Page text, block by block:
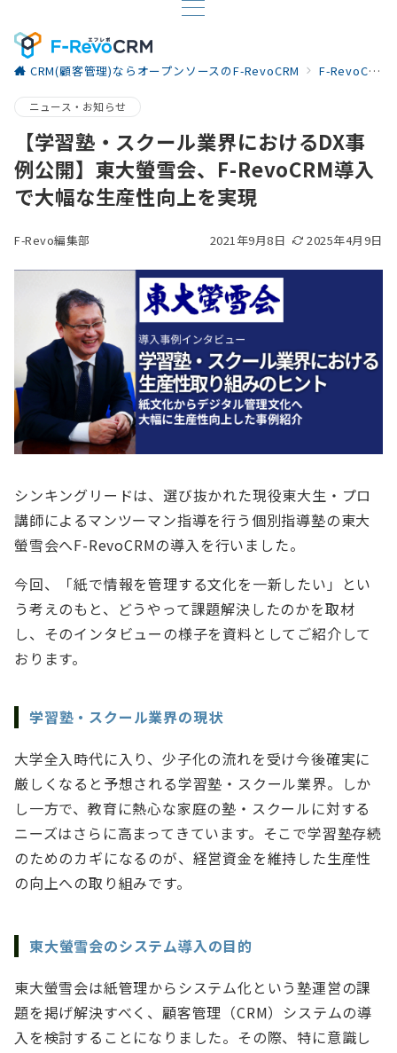
CRM(顧客管理)ならオープンソースのF-RevoCRM F-RevoCRM お役立ち情報
ニュース・お知らせ
【学習塾・スクール業界におけるDX事
例公開】東大螢雪会、F-RevoCRM導入
で大幅な生産性向上を実現
2021年9月8日 2025年4月9日
F-Revo編集部
シンキングリードは、選び抜かれた現役東大生・プロ
講師によるマンツーマン指導を行う個別指導塾の東大
螢雪会へF-RevoCRMの導入を行いました。
今回、「紙で情報を管理する文化を一新したい」とい
う考えのもと、どうやって課題解決したのかを取材
し、そのインタビューの様子を資料としてご紹介して
おります。
学習塾・スクール業界の現状
大学全入時代に入り、少子化の流れを受け今後確実に
厳しくなると予想される学習塾・スクール業界。しか
し一方で、教育に熱心な家庭の塾・スクールに対する
ニーズはさらに高まってきています。そこで学習塾存続
のためのカギになるのが、経営資金を維持した生産性
の向上への取り組みです。
東大螢雪会のシステム導入の目的
東大螢雪会は紙管理からシステム化という塾運営の課
題を掲げ解決すべく、顧客管理（CRM）システムの導
入を検討することになりました。その際、特に意識し